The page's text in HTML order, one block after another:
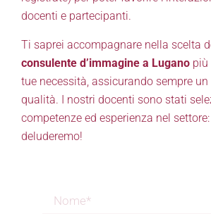
docenti e partecipanti.
Ti saprei accompagnare nella scelta
consulente d’immagine a Lugano più
tue necessità, assicurando sempre
qualità. I nostri docenti sono stati
competenze ed esperienza nel
deluderemo!